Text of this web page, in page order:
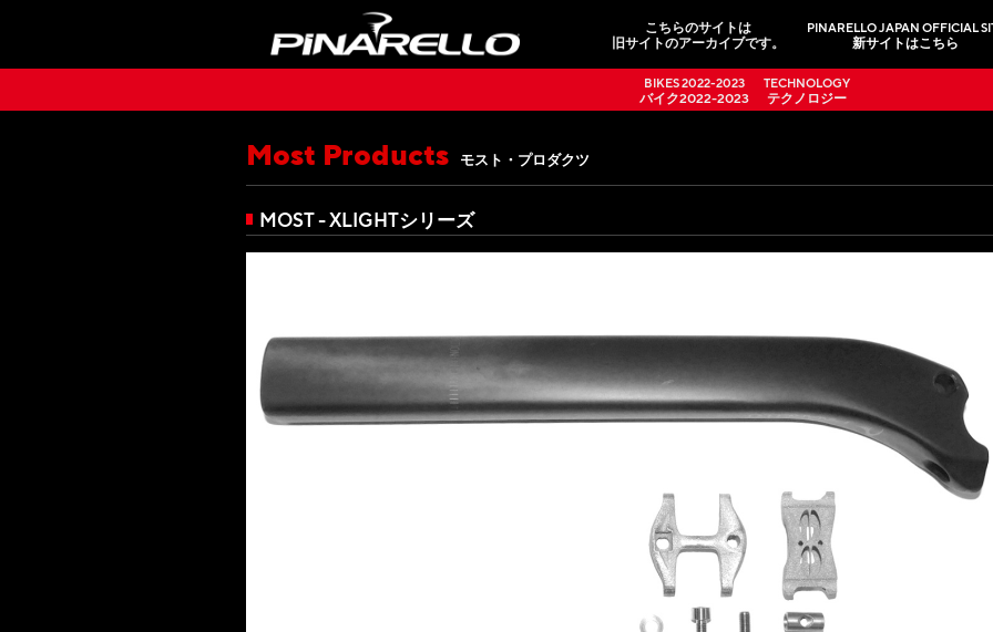
こちらのサイトは
旧サイトのアーカイブです。
PINARELLO JAPAN OFFICIAL
新サイトはこちら
BIKES 2022-2023
バイク2022-2023
TECHNOLOGY
テクノロジー
Most Products モスト・プロダクツ
MOST - XLIGHTシリーズ